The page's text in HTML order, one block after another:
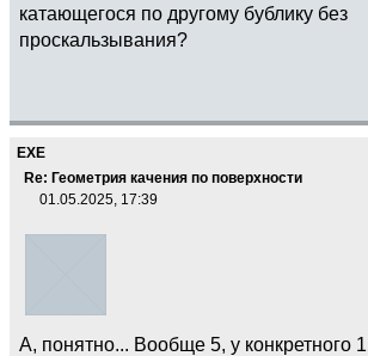
катающегося по другому бублику без
проскальзывания?
EXE
Re: Геометрия качения по поверхности
01.05.2025, 17:39
А, понятно... Вообще 5, у конкретного